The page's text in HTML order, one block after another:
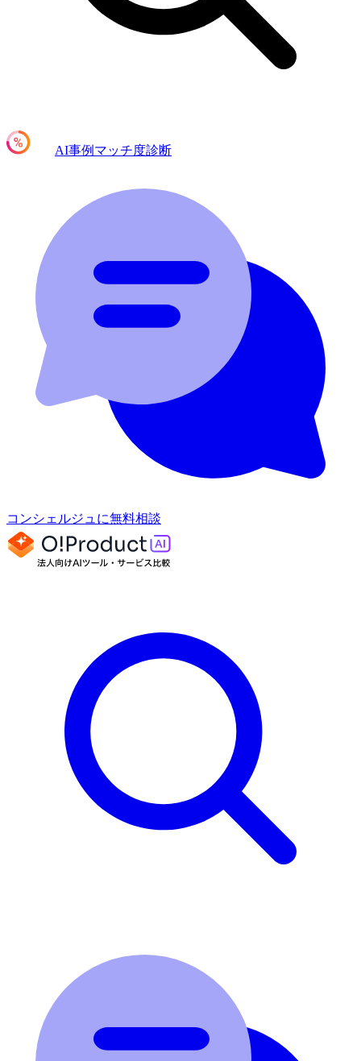
AI事例マッチ度診断
コンシェルジュに無料相談